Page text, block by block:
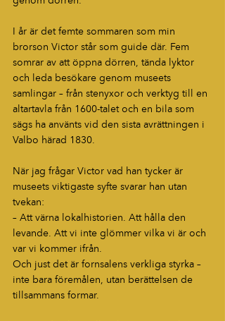
I år är det femte sommaren som min
brorson Victor står som guide där. Fem
somrar av att öppna dörren, tända lyktor
och leda besökare genom museets
samlingar – från stenyxor och verktyg till en
altartavla från 1600-talet och en bila som
sägs ha använts vid den sista avrättningen i
Valbo härad 1830.
När jag frågar Victor vad han tycker är
museets viktigaste syfte svarar han utan
tvekan:
– Att värna lokalhistorien. Att hålla den
levande. Att vi inte glömmer vilka vi är och
var vi kommer ifrån.
Och just det är fornsalens verkliga styrka –
inte bara föremålen, utan berättelsen de
tillsammans formar.